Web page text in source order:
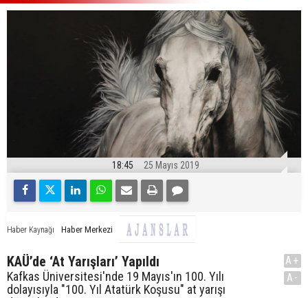
18:45 25 Mayıs 2019
Haber Kaynağı Haber Merkezi
KAÜ’de ‘At Yarışları’ Yapıldı
Kafkas Üniversitesi'nde 19 Mayıs'ın 100. Yılı
dolayısıyla "100. Yıl Atatürk Koşusu" at yarışı
A+
A-